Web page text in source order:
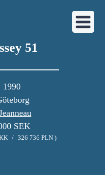
51
1990
SEK
/ 326 736 PLN )